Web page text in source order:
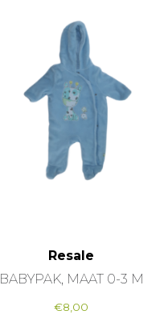
Resale
BABYPAK, MAAT 0-3 M
€8,00